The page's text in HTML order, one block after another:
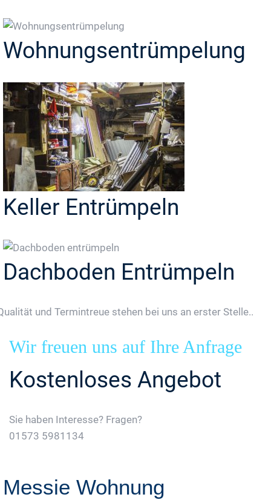
Wohnungsentrümpelung
Keller Entrümpeln
Dachboden Entrümpeln
und Termintreue stehen bei uns an erster Stelle..
Wir freuen uns auf Ihre Anfrage
Kostenloses Angebot
Sie haben Interesse? Fragen?
01573 5981134
Messie Wohnung